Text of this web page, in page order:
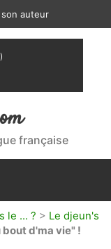
auteur
française
le ... ? > Le djeun's
bout d'ma vie" !